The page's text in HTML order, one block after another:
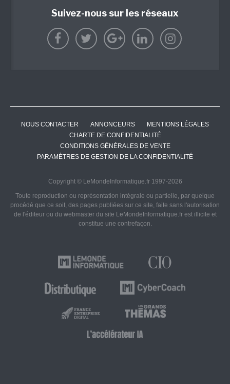
Suivez-nous sur les réseaux
NOUS CONTACTER ANNONCEURS
MENTIONS LÉGALES
CHARTE DE CONFIDENTIALITÉ
CONDITIONS GÉNÉRALES DE VENTE
PARAMÈTRES DE GESTION DE LA CONFIDENTIALITÉ
Copyright © LeMondeInformatique.fr 1997-2026
Toute reproduction ou représentation intégrale ou partielle, par quelque
procédé que ce soit, des pages publiées sur ce site, faite sans l'autorisation
de l'éditeur ou du webmaster du site LeMondeInformatique.fr est illicite et
constitue une contrefaçon.